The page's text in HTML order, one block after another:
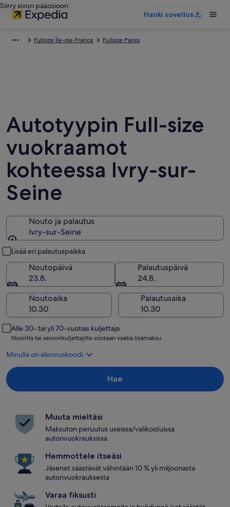
Siirry sivun pääosioon
Hanki sovellus
Fullsize Île-de-France Fullsize Pariisi
Autotyypin Full-size
vuokraamot
kohteessa Ivry-sur-
Seine
Nouto ja palautus
Ivry-sur-Seine
Lisää eri palautuspaikka
Noutopäivä
23.8.
Palautuspäivä
24.8.
Noutoaika
Palautusaika
Alle 30- tai yli 70-vuotias kuljettaja
Nuorilta tai seniorikuljettajilta voidaan vaatia lisämaksu.
Minulla on alennuskoodi
Hae
Muuta mieltäsi
Maksuton peruutus useissa/valikoiduissa
autonvuokrauksissa
Hemmottele itseäsi
Jäsenet säästävät vähintään 10 % yli miljoonasta
autonvuokrauksesta
Varaa fiksusti